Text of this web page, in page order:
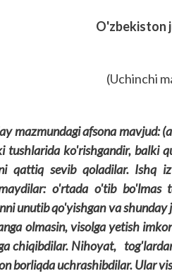
O'zbekiston
(Uchinchi
mazmundagi afsona mavjud:
tushlarida ko'rishgandir, balki
qattiq sevib qoladilar. Ishq
o'rtada o'tib
unutib qo'yishgan va
olmasin, visolga yetish
chiqibdilar. Nihoyat,
borliqda uchrashibdilar. Ular